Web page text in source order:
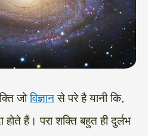
जोविज्ञानसे परे है यानी कि,
होते हैं। परा शक्ति बहुत ही दुर्लभ